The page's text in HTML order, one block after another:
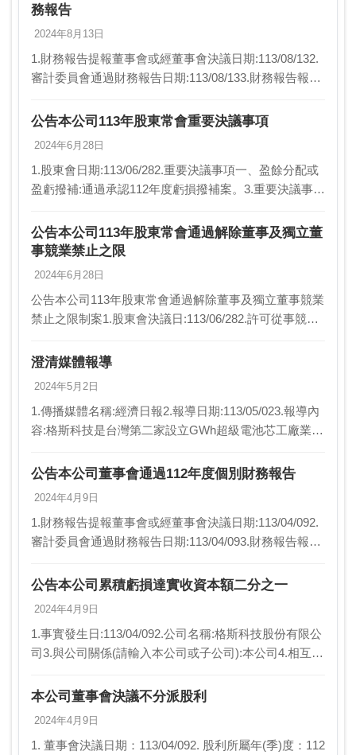
務報告
2024年8月13日
1.財務報告提報董事會或經董事會決議日期:113/08/132.
審計委員會通過財務報告日期:113/08/133.財務報告報導
公告本公司113年股東常會重要決議事項
2024年6月28日
1.股東會日期:113/06/282.重要決議事項一、盈餘分配或
盈虧撥補:通過承認112年度虧損撥補案。3.重要決議事項
案。4.重要決議事項三、營業報…
公告本公司113年股東常會通過解除董事及獨立董
事競業禁止之限
2024年6月28日
公告本公司113年股東常會通過解除董事及獨立董事競業
禁止之限制案1.股東會決議日:113/06/282.許可從事競業
建志3.許可從事競業行為…
澄清媒體報導
2024年5月2日
1.傳播媒體名稱:經濟日報2.報導日期:113/05/023.報導內
容:格斯科技是台灣第二家設立GWh超級電池芯工廠業
上看4~5GW。……以1GW…
公告本公司董事會通過112年度個別財務報告
2024年4月9日
1.財務報告提報董事會或經董事會決議日期:113/04/092.
審計委員會通過財務報告日期:113/04/093.財務報告報導
公告本公司累積虧損達實收資本額二分之一
2024年4月9日
1.事實發生日:113/04/092.公司名稱:格斯科技股份有限公
司3.與公司關係(請輸入本公司或子公司):本公司4.相互持
達實收資本額二分之…
本公司董事會決議不分派股利
2024年4月9日
1. 董事會決議日期：113/04/092. 股利所屬年(季)度：112